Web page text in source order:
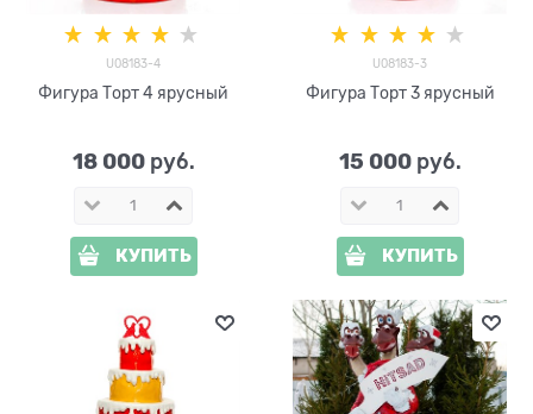
U08183-4
Фигура Торт 4 ярусный
18 000 руб.
КУПИТЬ
U08183-3
Фигура Торт 3 ярусный
15 000 руб.
КУПИТЬ